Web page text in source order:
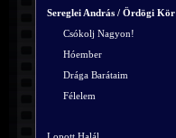
Sereglei András / Ördögi Kör
Csókolj Nagyon!
Hóember
Drága Barátaim
Félelem